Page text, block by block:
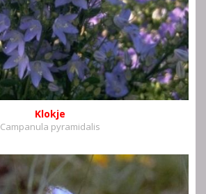
Klokje
Campanula pyramidalis